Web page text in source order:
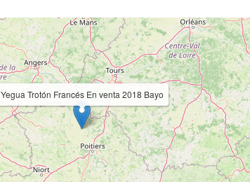
Yegua Trotón Francés En venta 2018 Bayo